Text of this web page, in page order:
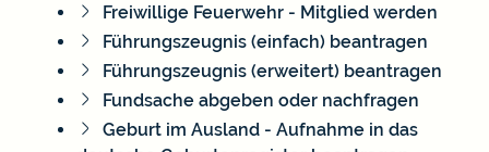
Freiwillige Feuerwehr - Mitglied werden
Führungszeugnis (einfach) beantragen
Führungszeugnis (erweitert) beantragen
Fundsache abgeben oder nachfragen
Geburt im Ausland - Aufnahme in das